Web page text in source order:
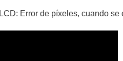
Error de píxeles, cuando se